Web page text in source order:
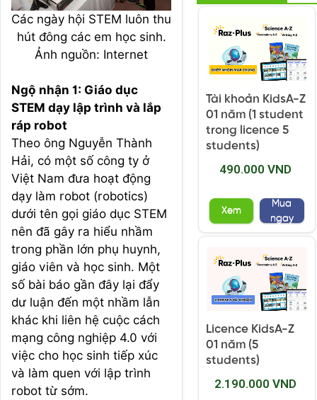
Các ngày hội STEM luôn thu
hút đông các em học sinh.
Ảnh nguồn: Internet
Ngộ nhận 1: Giáo dục
STEM dạy lập trình và lắp
ráp robot
Theo ông Nguyễn Thành
Hải, có một số công ty ở
Việt Nam đưa hoạt động
dạy làm robot (robotics)
dưới tên gọi giáo dục STEM
nên đã gây ra hiểu nhầm
trong phần lớn phụ huynh,
giáo viên và học sinh. Một
số bài báo gần đây lại đẩy
dư luận đến một nhầm lẫn
khác khi liên hệ cuộc cách
mạng công nghiệp 4.0 với
việc cho học sinh tiếp xúc
và làm quen với lập trình
robot từ sớm.
Tài khoản KidsA-Z
01 năm (1 student
trong licence 5
students)
490.000 VND
Xem
Mua
ngay
Licence KidsA-Z
01 năm (5
students)
2.190.000 VND